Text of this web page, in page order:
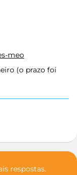
meo
(o prazo foi
respostas.